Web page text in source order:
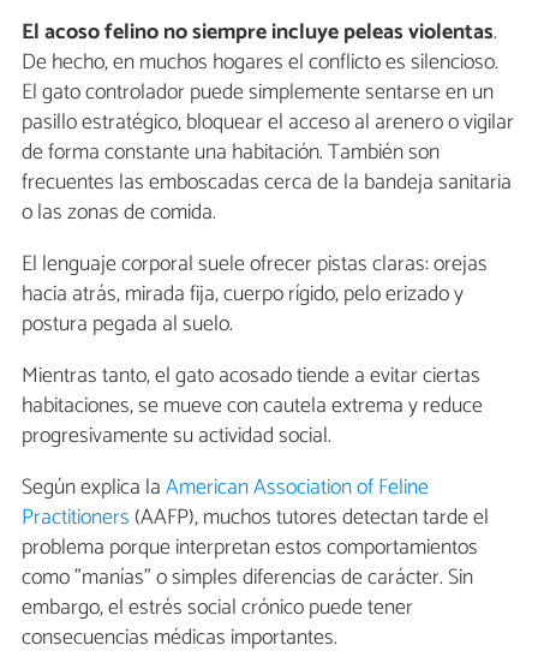
El acoso felino no siempre incluye peleas violentas.
De hecho, en muchos hogares el conflicto es silencioso.
El gato controlador puede simplemente sentarse en un
pasillo estratégico, bloquear el acceso al arenero o vigilar
de forma constante una habitación. También son
frecuentes las emboscadas cerca de la bandeja sanitaria
o las zonas de comida.
El lenguaje corporal suele ofrecer pistas claras: orejas
hacia atrás, mirada fija, cuerpo rígido, pelo erizado y
postura pegada al suelo.
Mientras tanto, el gato acosado tiende a evitar ciertas
habitaciones, se mueve con cautela extrema y reduce
progresivamente su actividad social.
Según explica laAmerican Association of Feline
Practitioners (AAFP), muchos tutores detectan tarde el
problema porque interpretan estos comportamientos
como "manías" o simples diferencias de carácter. Sin
embargo, el estrés social crónico puede tener
consecuencias médicas importantes.